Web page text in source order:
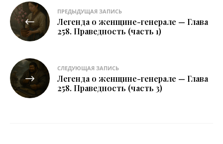
Навигация
по
записям
ПРЕДЫДУЩАЯ ЗАПИСЬ
Легенда о женщине-генерале — Глава
258. Праведность (часть 1)
СЛЕДУЮЩАЯ ЗАПИСЬ
Легенда о женщине-генерале — Глава
258. Праведность (часть 3)